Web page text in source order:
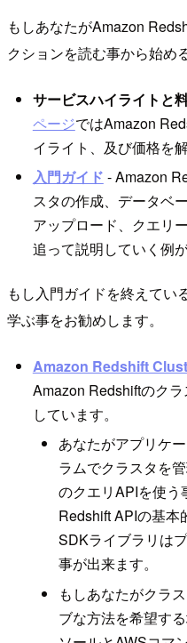
もしあなたがAmazon
クションを読む事から始め
サービスハイライトと
ページではAmazon
イライト、及び価格を
入門ガイド - Amazon
スタの作成、データベ
アップロード、クエリ
追って説明していく例
もし入門ガイドを終えてい
学ぶ事をお勧めします。
Amazon Redshift
Amazon Redshiftのク
しています。
あなたがアプリケ
ラムでクラスタを
のクエリAPIを使う
Redshift APIの基本
SDKライブラリは
事が出来ます。
もしあなたがクラ
ブな方法を希望す